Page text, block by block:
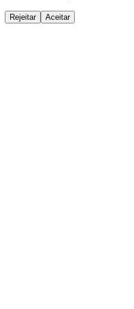
Rejeitar Aceitar